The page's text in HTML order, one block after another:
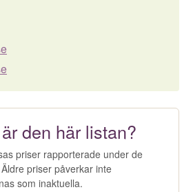
den här listan?
priser rapporterade under de
priser påverkar inte
som inaktuella.